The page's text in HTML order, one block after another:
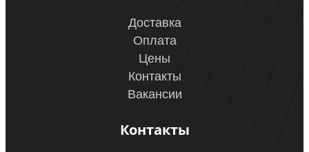
Доставка
Оплата
Цены
Контакты
Вакансии
Контакты